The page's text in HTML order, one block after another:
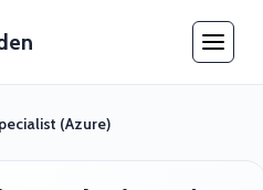
(Azure)